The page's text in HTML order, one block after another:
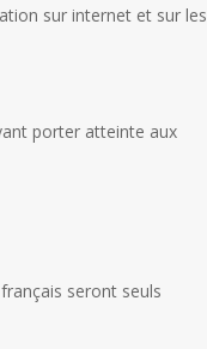
sur internet et sur les
porter atteinte aux
seront seuls